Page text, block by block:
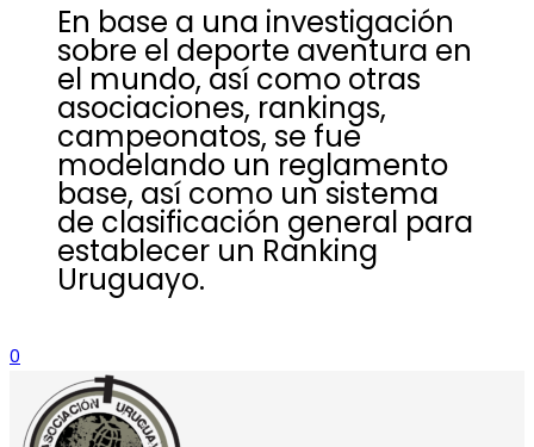
En base a una investigación
sobre el deporte aventura en
el mundo, así como otras
asociaciones, rankings,
campeonatos, se fue
modelando un reglamento
base, así como un sistema
de clasificación general para
establecer un Ranking
Uruguayo.
0